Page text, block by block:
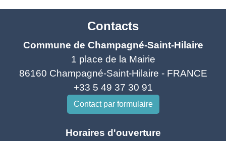
Contacts
Commune de Champagné-Saint-Hilaire
1 place de la Mairie
86160 Champagné-Saint-Hilaire - FRANCE
+33 5 49 37 30 91
Contact par formulaire
Horaires d'ouverture